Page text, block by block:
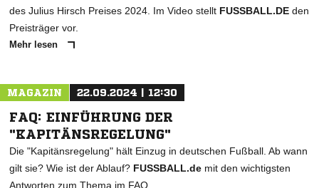
des Julius Hirsch Preises 2024. Im Video stellt FUSSBALL.DE den
Preisträger vor.
Mehr lesen
MAGAZIN 22.09.2024 | 12:30
FAQ: EINFÜHRUNG DER
"KAPITÄNSREGELUNG"
Die "Kapitänsregelung" hält Einzug in deutschen Fußball. Ab wann
gilt sie? Wie ist der Ablauf? FUSSBALL.de mit den wichtigsten
Antworten zum Thema im FAQ.